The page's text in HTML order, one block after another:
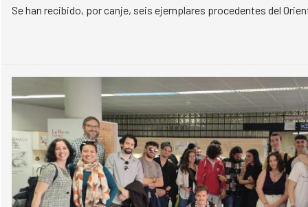
Se han recibido, por canje, seis ejemplares procedentes del